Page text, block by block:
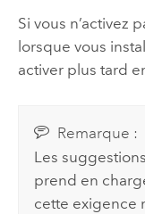
Si vous n’activez
lorsque vous
activer plus tard
Remarque :
Les
prend en
cette exigence